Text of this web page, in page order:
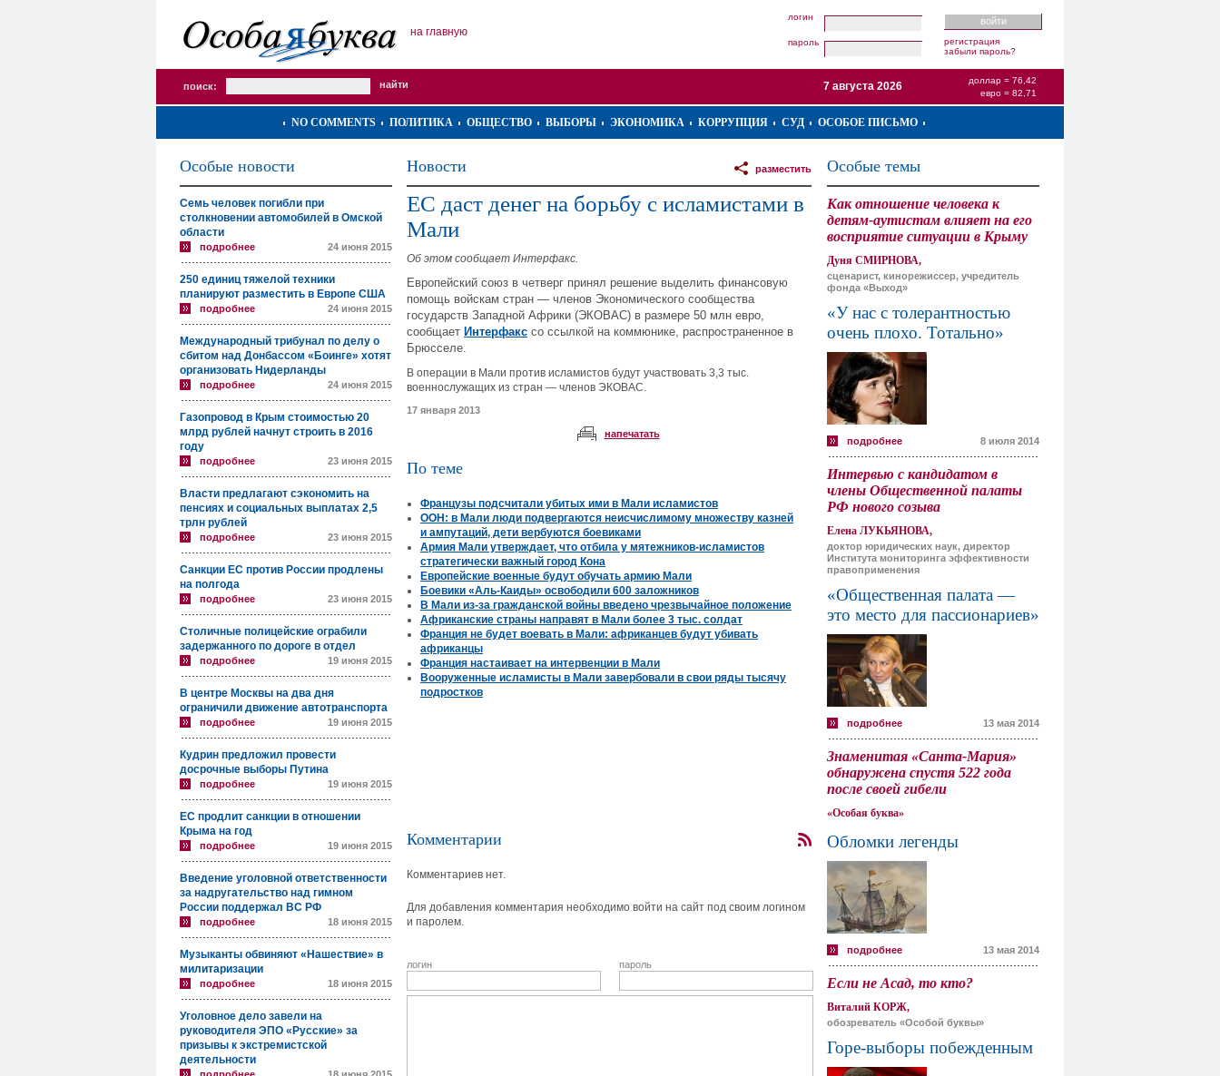
на главную
логин
пароль
регистрация
забыли пароль?
поиск:
доллар = 76,42
евро = 82,71
7 августа 2026
NO COMMENTS ПОЛИТИКА ОБЩЕСТВО ВЫБОРЫ ЭКОНОМИКА КОРРУПЦИЯ СУД ОСОБОЕ ПИСЬМО
Особые новости
Семь человек погибли при
столкновении автомобилей в Омской
области
подробнее 24 июня 2015
250 единиц тяжелой техники
планируют разместить в Европе США
подробнее 24 июня 2015
Международный трибунал по делу о
сбитом над Донбассом «Боинге» хотят
организовать Нидерланды
подробнее 24 июня 2015
Газопровод в Крым стоимостью 20
млрд рублей начнут строить в 2016
году
подробнее 23 июня 2015
Власти предлагают сэкономить на
пенсиях и социальных выплатах 2,5
трлн рублей
подробнее 23 июня 2015
Санкции ЕС против России продлены
на полгода
подробнее 23 июня 2015
Столичные полицейские ограбили
задержанного по дороге в отдел
подробнее 19 июня 2015
В центре Москвы на два дня
ограничили движение автотранспорта
подробнее 19 июня 2015
Кудрин предложил провести
досрочные выборы Путина
подробнее 19 июня 2015
ЕС продлит санкции в отношении
Крыма на год
подробнее 19 июня 2015
Введение уголовной ответственности
за надругательство над гимном
России поддержал ВС РФ
подробнее 18 июня 2015
Музыканты обвиняют «Нашествие» в
милитаризации
подробнее 18 июня 2015
Уголовное дело завели на
руководителя ЭПО «Русские» за
призывы к экстремистской
деятельности
Новости разместить
ЕС даст денег на борьбу с исламистами в
Мали
Об этом сообщает Интерфакс.
Европейский союз в четверг принял решение выделить финансовую
помощь войскам стран — членов Экономического сообщества
государств Западной Африки (ЭКОВАС) в размере 50 млн евро,
сообщает Интерфакс со ссылкой на коммюнике, распространенное в
Брюсселе.
В операции в Мали против исламистов будут участвовать 3,3 тыс.
военнослужащих из стран — членов ЭКОВАС.
17 января 2013
напечатать
По теме
Французы подсчитали убитых ими в Мали исламистов
ООН: в Мали люди подвергаются неисчислимому множеству казней
и ампутаций, дети вербуются боевиками
Армия Мали утверждает, что отбила у мятежников-исламистов
стратегически важный город Кона
Европейские военные будут обучать армию Мали
Боевики «Аль-Каиды» освободили 600 заложников
В Мали из-за гражданской войны введено чрезвычайное положение
Африканские страны направят в Мали более 3 тыс. солдат
Франция не будет воевать в Мали: африканцев будут убивать
африканцы
Франция настаивает на интервенции в Мали
Вооруженные исламисты в Мали завербовали в свои ряды тысячу
подростков
Комментарии
Комментариев нет.
Для добавления комментария необходимо войти на сайт под своим логином
и паролем.
логин пароль
Особые темы
Как отношение человека к
детям-аутистам влияет на его
восприятие ситуации в Крыму
Дуня СМИРНОВА,
сценарист, кинорежиссер, учредитель
фонда «Выход»
«У нас с толерантностью
очень плохо. Тотально»
подробнее 8 июля 2014
Интервью с кандидатом в
члены Общественной палаты
РФ нового созыва
Елена ЛУКЬЯНОВА,
доктор юридических наук, директор
Института мониторинга эффективности
правоприменения
«Общественная палата —
это место для пассионариев»
подробнее 13 мая 2014
Знаменитая «Санта-Мария»
обнаружена спустя 522 года
после своей гибели
«Особая буква»
Обломки легенды
подробнее 13 мая 2014
Если не Асад, то кто?
Виталий КОРЖ,
обозреватель «Особой буквы»
Горе-выборы побежденным